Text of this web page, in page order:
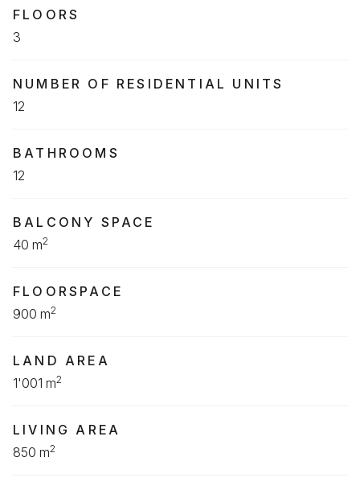
FLOORS
3
NUMBER OF RESIDENTIAL UNITS
12
BATHROOMS
12
BALCONY SPACE
40 m2
FLOORSPACE
900 m2
LAND AREA
1'001 m2
LIVING AREA
850 m2